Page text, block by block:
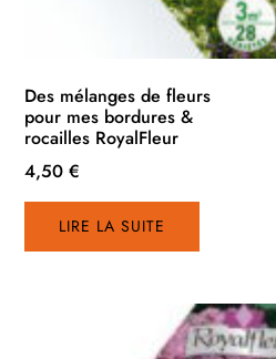
Des mélanges de fleurs
pour mes bordures &
rocailles RoyalFleur
4,50€
LIRE LA SUITE